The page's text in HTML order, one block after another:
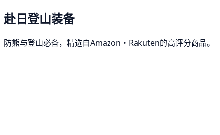
赴日登山装备
防熊与登山必备，精选自Amazon・Rakuten的高评分商品。